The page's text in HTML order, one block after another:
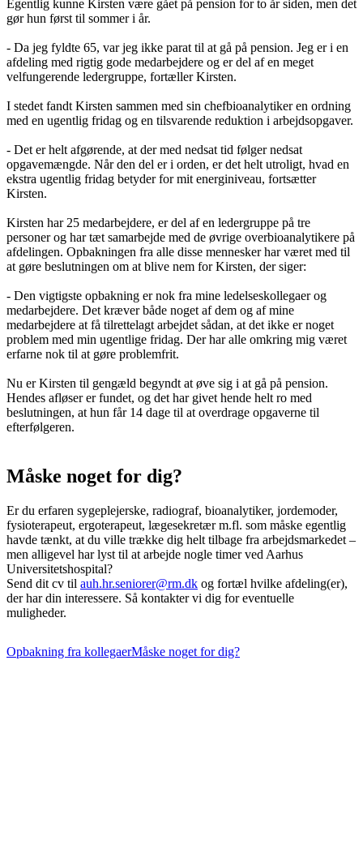
Egentlig kunne Kirsten være gået på pension for to år siden, men det
gør hun først til sommer i år.
- Da jeg fyldte 65, var jeg ikke parat til at gå på pension. Jeg er i en
afdeling med rigtig gode medarbejdere og er del af en meget
velfungerende ledergruppe, fortæller Kirsten.
I stedet fandt Kirsten sammen med sin chefbioanalytiker en ordning
med en ugentlig fridag og en tilsvarende reduktion i arbejdsopgaver.
- Det er helt afgørende, at der med nedsat tid følger nedsat
opgavemængde. Når den del er i orden, er det helt utroligt, hvad en
ekstra ugentlig fridag betyder for mit energiniveau, fortsætter
Kirsten.
Kirsten har 25 medarbejdere, er del af en ledergruppe på tre
personer og har tæt samarbejde med de øvrige overbioanalytikere på
afdelingen. Opbakningen fra alle disse mennesker har været med til
at gøre beslutningen om at blive nem for Kirsten, der siger:
- Den vigtigste opbakning er nok fra mine ledelseskollegaer og
medarbejdere. Det kræver både noget af dem og af mine
medarbejdere at få tilrettelagt arbejdet sådan, at det ikke er noget
problem med min ugentlige fridag. Der har alle omkring mig været
erfarne nok til at gøre problemfrit.
Nu er Kirsten til gengæld begyndt at øve sig i at gå på pension.
Hendes afløser er fundet, og det har givet hende helt ro med
beslutningen, at hun får 14 dage til at overdrage opgaverne til
efterfølgeren.
Måske noget for dig?
Er du erfaren sygeplejerske, radiograf, bioanalytiker, jordemoder,
fysioterapeut, ergoterapeut, lægesekretær m.fl. som måske egentlig
havde tænkt, at du ville trække dig helt tilbage fra arbejdsmarkedet –
men alligevel har lyst til at arbejde nogle timer ved Aarhus
Universitetshospital?
Send dit cv til auh.hr.seniorer@rm.dk og fortæl hvilke afdeling(er),
der har din interessere. Så kontakter vi dig for eventuelle
muligheder.
Opbakning fra kollegaerMåske noget for dig?